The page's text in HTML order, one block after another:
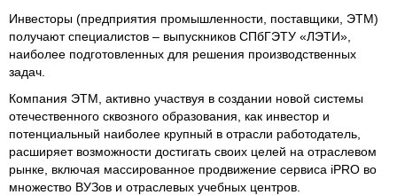
Инвесторы (предприятия промышленности, поставщики, ЭТМ)
получают специалистов – выпускников СПбГЭТУ «ЛЭТИ»,
наиболее подготовленных для решения производственных
задач.
Компания ЭТМ, активно участвуя в создании новой системы
отечественного сквозного образования, как инвестор и
потенциальный наиболее крупный в отрасли работодатель,
расширяет возможности достигать своих целей на отраслевом
рынке, включая массированное продвижение сервиса iPRO во
множество ВУЗов и отраслевых учебных центров.